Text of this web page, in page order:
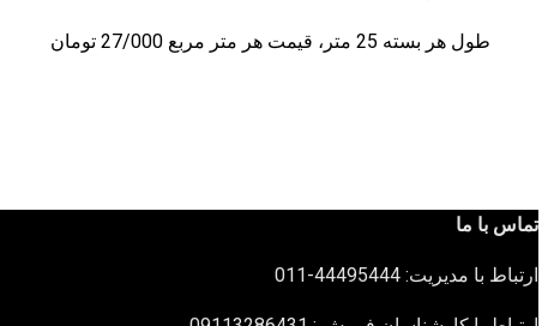
طول هر بسته 25 متر، قیمت هر متر مربع 27/000 تومان
تماس با ما
ارتباط با مدیریت: 44495444-011